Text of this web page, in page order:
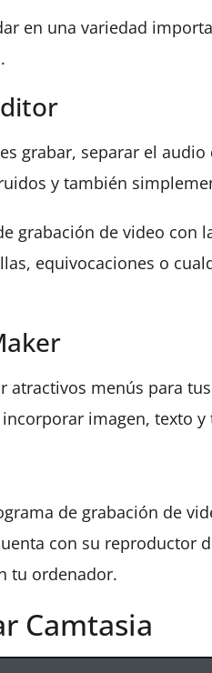
en una variedad
grabar, separar el
y también
grabación de video con
equivocaciones o
atractivos menús para
imagen, texto y
de grabación de
con su reproductor
tu ordenador.
Camtasia